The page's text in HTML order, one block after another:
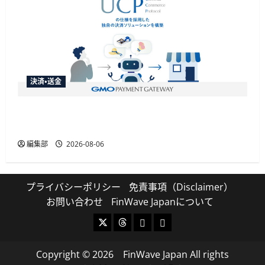
決済・送金
編集部 2026-08-06
プライバシーポリシー
免責事項（Disclaimer）
お問い合わせ
FinWave Japanについて
X ThreadsBlueskyMastodon
Copyright © 2026 FinWave Japan All rights